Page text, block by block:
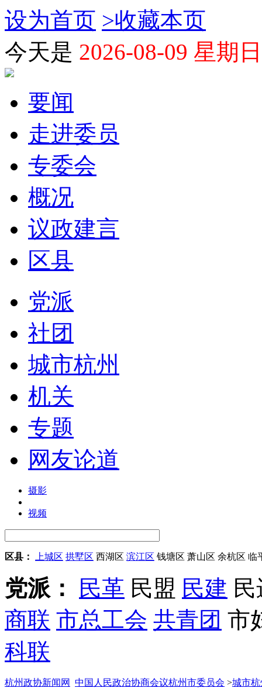
设为首页 >收藏本页
今天是 2026-08-09 星期日
要闻
走进委员
专委会
概况
议政建言
区县
党派
社团
城市杭州
机关
专题
网友论道
摄影
视频
区县： 上城区 拱墅区 西湖区 滨江区 钱塘区 萧山区 余杭区 临
党派： 民革 民盟 民建
商联 市总工会 共青团 市
科联
杭州政协新闻网 中国人民政治协商会议杭州市委员会 >城市杭